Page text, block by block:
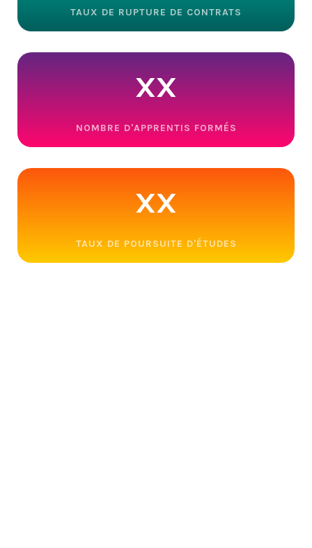
TAUX DE RUPTURE DE CONTRATS
xx
NOMBRE D'APPRENTIS FORMÉS
xx
TAUX DE POURSUITE D'ÉTUDES